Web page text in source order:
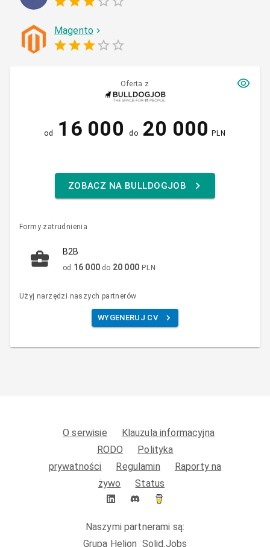
Magento
Oferta z
od 16 000 do 20 000 PLN
ZOBACZ NA BULLDOGJOB
Formy zatrudnienia
B2B
od 16 000 do 20 000 PLN
Użyj narzędzi naszych partnerów
WYGENERUJ CV
O serwisie
Klauzula informacyjna
RODO
Polityka
prywatności
Regulamin
Raporty na
żywo
Status
Naszymi partnerami są:
Grupa Helion Solid.Jobs